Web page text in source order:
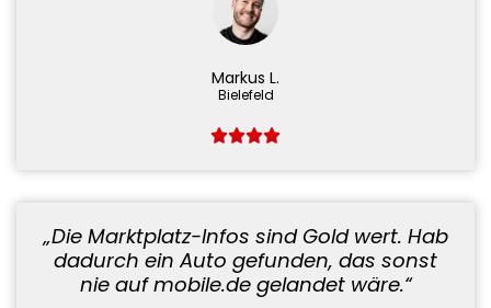
Markus L.
Bielefeld
„Die Marktplatz-Infos sind Gold wert. Hab
dadurch ein Auto gefunden, das sonst
nie auf mobile.de gelandet wäre.“